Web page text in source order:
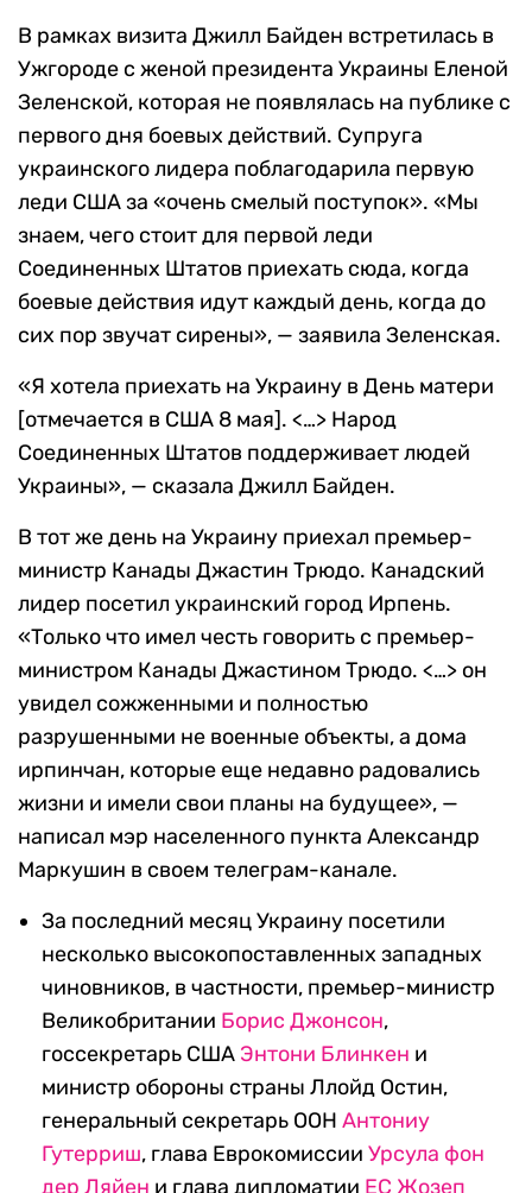
В рамках визита Джилл Байден встретилась в
Ужгороде с женой президента Украины Еленой
Зеленской, которая не появлялась на публике с
первого дня боевых действий. Супруга
украинского лидера поблагодарила первую
леди США за «очень смелый поступок». «Мы
знаем, чего стоит для первой леди
Соединенных Штатов приехать сюда, когда
боевые действия идут каждый день, когда до
сих пор звучат сирены», — заявила Зеленская.
«Я хотела приехать на Украину в День матери
[отмечается в США 8 мая]. <…> Народ
Соединенных Штатов поддерживает людей
Украины», — сказала Джилл Байден.
В тот же день на Украину приехал премьер-
министр Канады Джастин Трюдо. Канадский
лидер посетил украинский город Ирпень.
«Только что имел честь говорить с премьер-
министром Канады Джастином Трюдо. <…> он
увидел сожженными и полностью
разрушенными не военные объекты, а дома
ирпинчан, которые еще недавно радовались
жизни и имели свои планы на будущее», —
написал мэр населенного пункта Александр
Маркушин в своем телеграм-канале.
За последний месяц Украину посетили
несколько высокопоставленных западных
чиновников, в частности, премьер-министр
Великобритании Борис Джонсон,
госсекретарь США Энтони Блинкен и
министр обороны страны Ллойд Остин,
генеральный секретарь ООН Антониу
Гутерриш, глава Еврокомиссии Урсула фон
дер Ляйен и глава дипломатии ЕС Жозеп